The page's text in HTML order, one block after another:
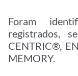
Foram
registrados,
CENTRIC®,
MEMORY.